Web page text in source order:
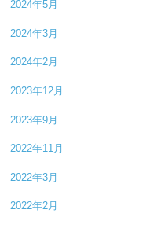
2024年5月
2024年3月
2024年2月
2023年12月
2023年9月
2022年11月
2022年3月
2022年2月